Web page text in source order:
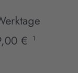
€
1